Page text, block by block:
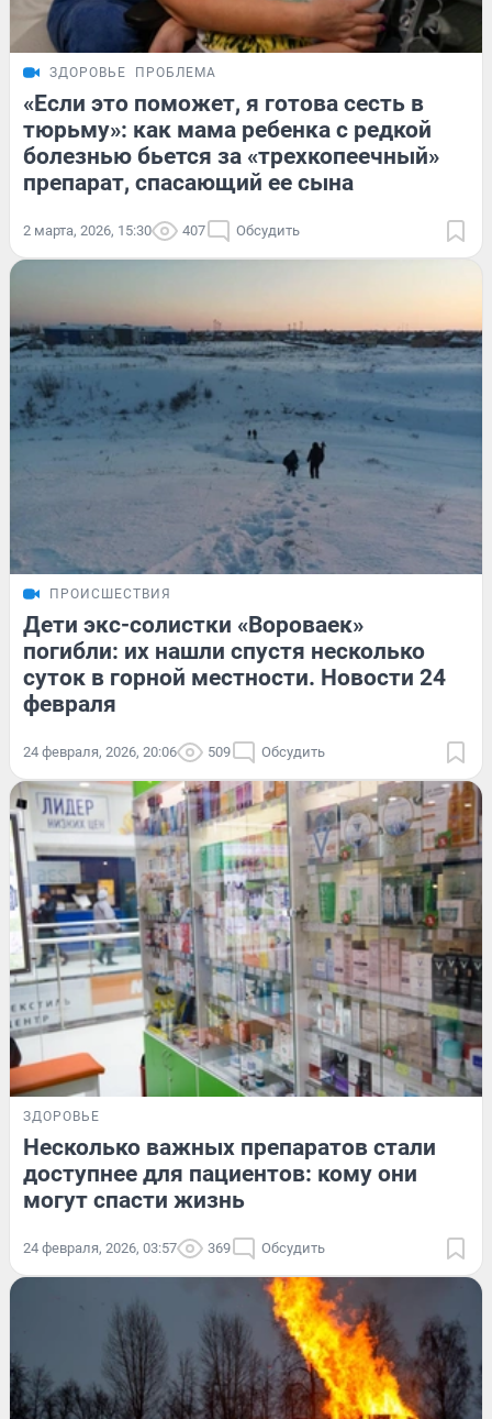
ЗДОРОВЬЕ ПРОБЛЕМА
«Если это поможет, я готова сесть в
тюрьму»: как мама ребенка с редкой
болезнью бьется за «трехкопеечный»
препарат, спасающий ее сына
2 марта, 2026, 15:30 407 Обсудить
ПРОИСШЕСТВИЯ
Дети экс-солистки «Вороваек»
погибли: их нашли спустя несколько
суток в горной местности. Новости 24
февраля
24 февраля, 2026, 20:06 509 Обсудить
ЗДОРОВЬЕ
Несколько важных препаратов стали
доступнее для пациентов: кому они
могут спасти жизнь
24 февраля, 2026, 03:57 369 Обсудить